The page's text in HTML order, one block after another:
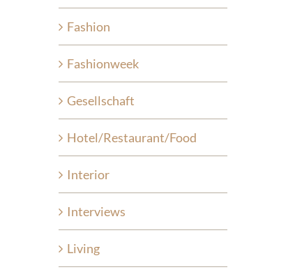
Fashion
Fashionweek
Gesellschaft
Hotel/Restaurant/Food
Interior
Interviews
Living